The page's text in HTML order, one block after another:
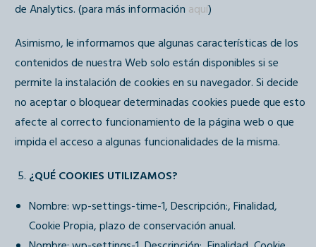
de Analytics. (para más información aquí)
Asimismo, le informamos que algunas características de los
contenidos de nuestra Web solo están disponibles si se
permite la instalación de cookies en su navegador. Si decide
no aceptar o bloquear determinadas cookies puede que esto
afecte al correcto funcionamiento de la página web o que
impida el acceso a algunas funcionalidades de la misma.
¿QUÉ COOKIES UTILIZAMOS?
Nombre: wp-settings-time-1, Descripción:, Finalidad,
Cookie Propia, plazo de conservación anual.